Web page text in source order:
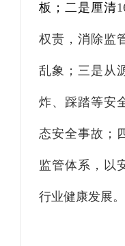
板；二是厘清
权责，消除监
乱象；三是从
炸、踩踏等安
态安全事故；
监管体系，以
行业健康发展。